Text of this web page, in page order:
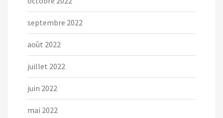
septembre 2022
août 2022
juillet 2022
juin 2022
mai 2022